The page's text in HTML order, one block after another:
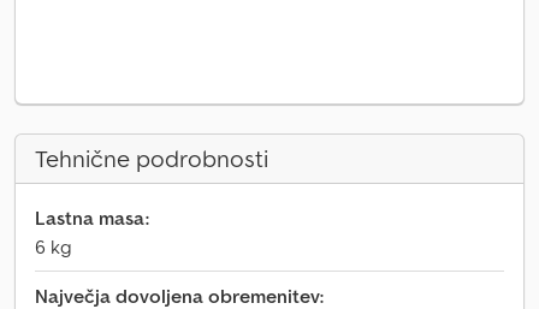
Tehnične podrobnosti
Lastna masa:
6 kg
Največja dovoljena obremenitev: